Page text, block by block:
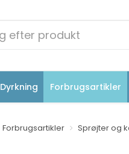
Dyrkning Forbrugsartikler
Forbrugsartikler Sprøjter og